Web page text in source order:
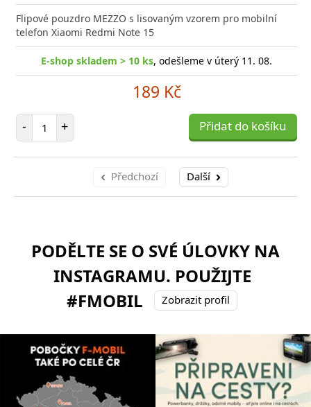
Flipové pouzdro MEZZO s lisovaným vzorem pro mobilní
telefon Xiaomi Redmi Note 15
E-shop skladem > 10 ks, odešleme v úterý 11. 08.
189 Kč
- Počet položek
+ Přidat do košíku
Předchozí Další
PODĚLTE SE O SVÉ ÚLOVKY NA
INSTAGRAMU. POUŽIJTE
#FMOBIL
Zobrazit profil